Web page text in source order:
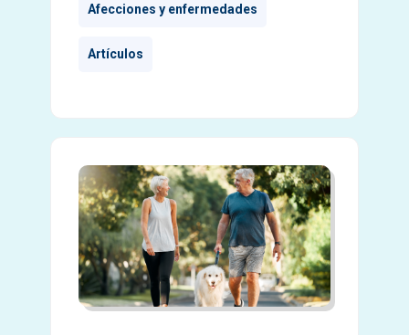
Afecciones y enfermedades
Artículos